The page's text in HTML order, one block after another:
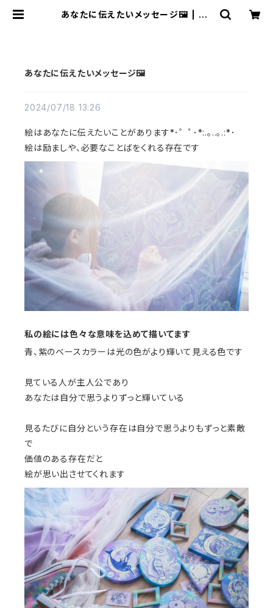
あなたに伝えたいメッセージ🖼️ | 70
あなたに伝えたいメッセージ🖼️
2024/07/18 13:26
絵はあなたに伝えたいことがあります*･゜ﾟ･*:.｡..｡.:*･
絵は励ましや、必要なことばをくれる存在です
私の絵には色々な意味を込めて描いてます
青、紫のベースカラーは光の色がより輝いて見える色です
見ている人が主人公であり
あなたは自分で思うよりずっと輝いている
見るたびに自分という存在は自分で思うよりもずっと素敵
で
価値のある存在だと
絵が思い出させてくれます